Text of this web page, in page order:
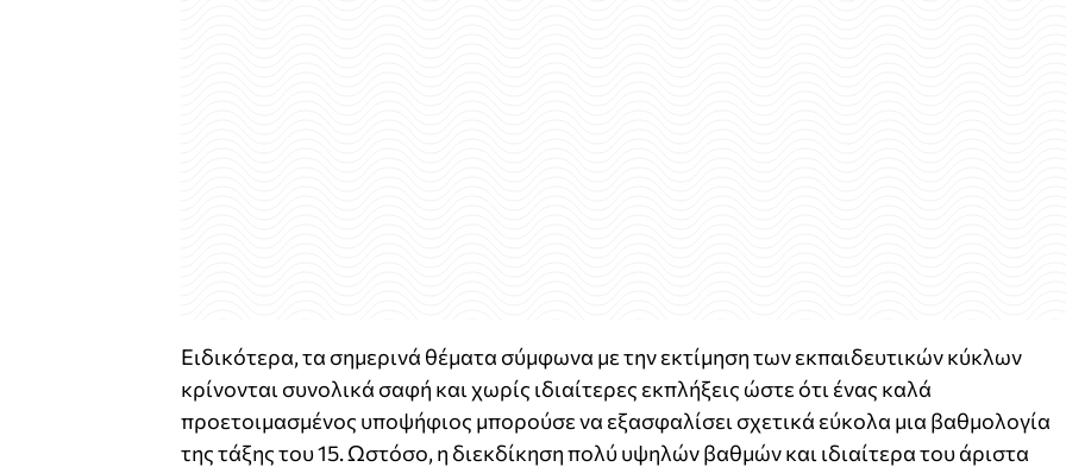
Ειδικότερα, τα σημερινά θέματα σύμφωνα με την εκτίμηση των εκπαιδευτικών κύκλων
κρίνονται συνολικά σαφή και χωρίς ιδιαίτερες εκπλήξεις ώστε ότι ένας καλά
προετοιμασμένος υποψήφιος μπορούσε να εξασφαλίσει σχετικά εύκολα μια βαθμολογία
της τάξης του 15. Ωστόσο, η διεκδίκηση πολύ υψηλών βαθμών και ιδιαίτερα του άριστα